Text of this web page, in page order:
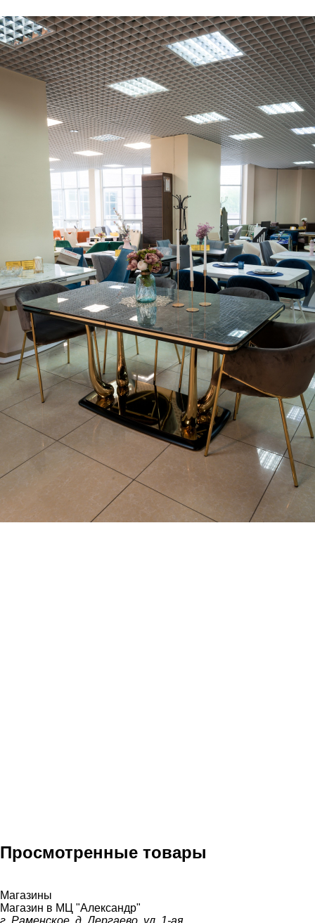
Просмотренные товары
Магазины
Магазин в МЦ "Александр"
г. Раменское, д. Дергаево, ул. 1-ая